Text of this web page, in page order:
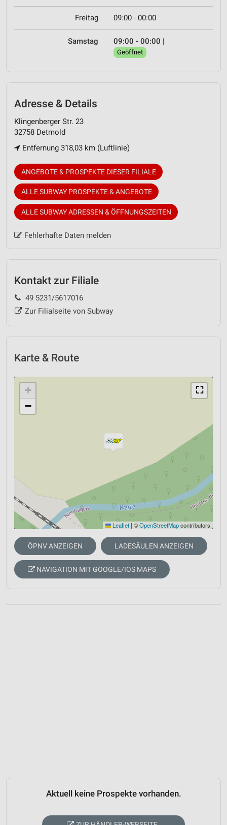
Freitag 09:00 - 00:00
Samstag 09:00 - 00:00 |
Geöffnet
Adresse & Details
Klingenberger Str. 23
32758 Detmold
Entfernung 318,03 km (Luftlinie)
ANGEBOTE & PROSPEKTE DIESER FILIALE
ALLE SUBWAY PROSPEKTE & ANGEBOTE
ALLE SUBWAY ADRESSEN & ÖFFNUNGSZEITEN
Fehlerhafte Daten melden
Kontakt zur Filiale
49 5231/5617016
Zur Filialseite von Subway
Karte & Route
⛶
+
−
Leaflet | ©OpenStreetMapcontributors
ÖPNV ANZEIGEN LADESÄULEN ANZEIGEN
NAVIGATION MIT GOOGLE/IOS MAPS
Aktuell keine Prospekte vorhanden.